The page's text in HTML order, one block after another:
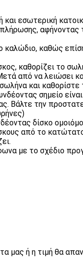
εσωτερική
αφήνοντας
καθώς
καθορίζει το
από να λειώσει
και καθορίστε
σημείο
Βάλτε την
δίσκο
από το
με το σχέδιο
μας ή η τιμή θα